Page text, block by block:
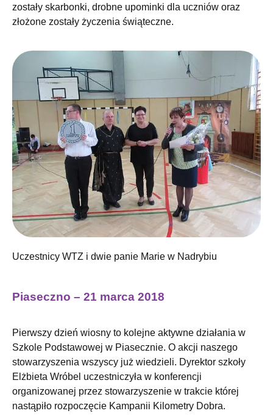
zostały skarbonki, drobne upominki dla uczniów oraz
złożone zostały życzenia świąteczne.
Uczestnicy WTZ i dwie panie Marie w Nadrybiu
Piaseczno – 21 marca 2018
Pierwszy dzień wiosny to kolejne aktywne działania w
Szkole Podstawowej w Piasecznie. O akcji naszego
stowarzyszenia wszyscy już wiedzieli. Dyrektor szkoły
Elżbieta Wróbel uczestniczyła w konferencji
organizowanej przez stowarzyszenie w trakcie której
nastąpiło rozpoczęcie Kampanii Kilometry Dobra.